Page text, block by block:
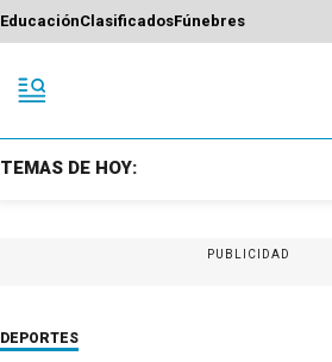
EducaciónClasificadosFúnebres
TEMAS DE HOY:
PUBLICIDAD
DEPORTES